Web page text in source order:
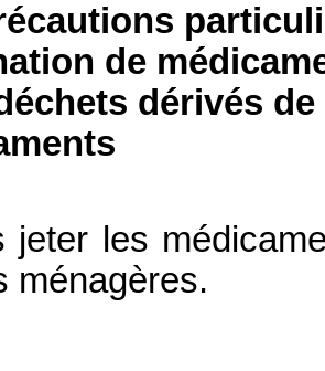
de
dérivés
jeter les
ménagères.